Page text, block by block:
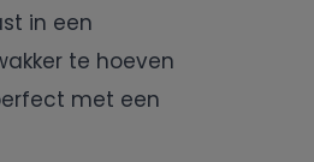
in een
te hoeven
met een